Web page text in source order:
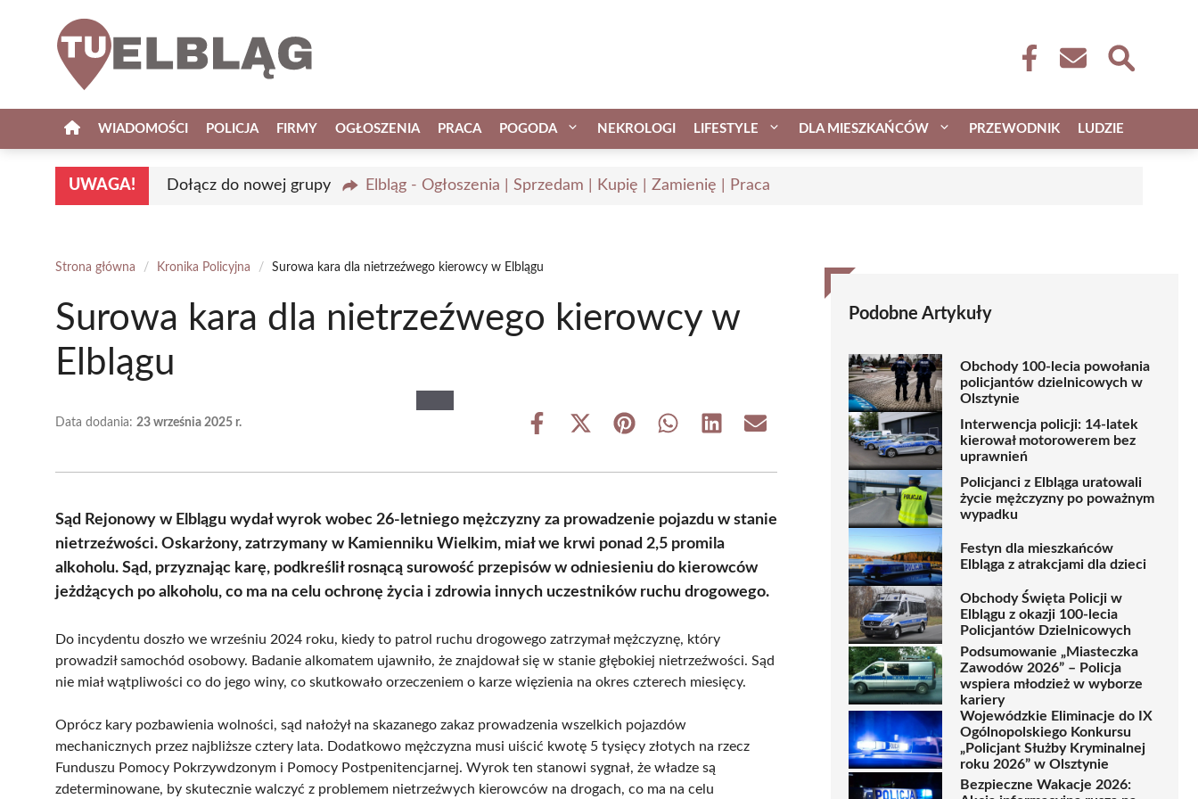
WIADOMOŚCI POLICJA FIRMY OGŁOSZENIA PRACA POGODA NEKROLOGI LIFESTYLE DLA MIESZKAŃCÓW PRZEWODNIK LUDZIE
UWAGA! Dołącz do nowej grupy Elbląg - Ogłoszenia | Sprzedam | Kupię | Zamienię | Praca
Strona główna / Kronika Policyjna / Surowa kara dla nietrzeźwego kierowcy w Elblągu
Surowa kara dla nietrzeźwego kierowcy w
Elblągu
Data dodania: 23 września 2025 r.
Share
Share
(Twitter)
Share Share Share Share
Sąd Rejonowy w Elblągu wydał wyrok wobec 26-letniego mężczyzny za prowadzenie pojazdu w stanie
nietrzeźwości. Oskarżony, zatrzymany w Kamienniku Wielkim, miał we krwi ponad 2,5 promila
alkoholu. Sąd, przyznając karę, podkreślił rosnącą surowość przepisów w odniesieniu do kierowców
jeżdżących po alkoholu, co ma na celu ochronę życia i zdrowia innych uczestników ruchu drogowego.
Do incydentu doszło we wrześniu 2024 roku, kiedy to patrol ruchu drogowego zatrzymał mężczyznę, który
prowadził samochód osobowy. Badanie alkomatem ujawniło, że znajdował się w stanie głębokiej nietrzeźwości. Sąd
nie miał wątpliwości co do jego winy, co skutkowało orzeczeniem o karze więzienia na okres czterech miesięcy.
Oprócz kary pozbawienia wolności, sąd nałożył na skazanego zakaz prowadzenia wszelkich pojazdów
mechanicznych przez najbliższe cztery lata. Dodatkowo mężczyzna musi uiścić kwotę 5 tysięcy złotych na rzecz
Funduszu Pomocy Pokrzywdzonym i Pomocy Postpenitencjarnej. Wyrok ten stanowi sygnał, że władze są
zdeterminowane, by skutecznie walczyć z problemem nietrzeźwych kierowców na drogach, co ma na celu
Podobne Artykuły
Obchody 100-lecia powołania
policjantów dzielnicowych w
Olsztynie
Interwencja policji: 14-latek
kierował motorowerem bez
uprawnień
Policjanci z Elbląga uratowali
życie mężczyzny po poważnym
wypadku
Festyn dla mieszkańców
Elbląga z atrakcjami dla dzieci
Obchody Święta Policji w
Elblągu z okazji 100-lecia
Policjantów Dzielnicowych
Podsumowanie „Miasteczka
Zawodów 2026” – Policja
wspiera młodzież w wyborze
kariery
Wojewódzkie Eliminacje do IX
Ogólnopolskiego Konkursu
„Policjant Służby Kryminalnej
roku 2026” w Olsztynie
Bezpieczne Wakacje 2026: